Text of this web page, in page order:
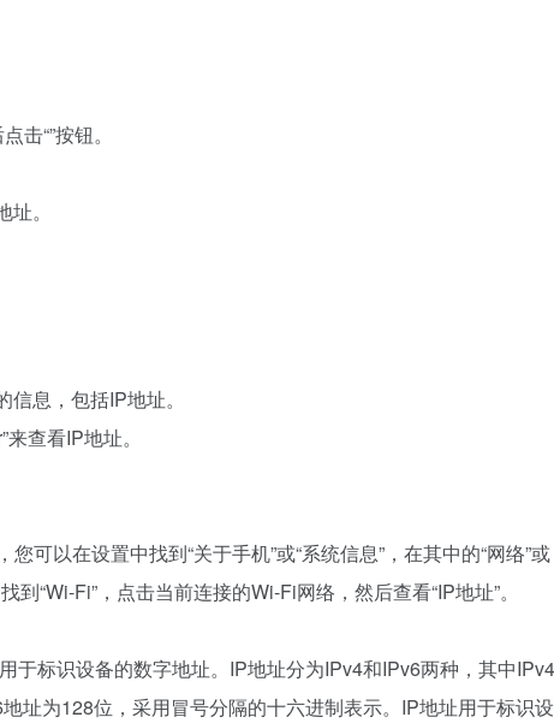
“”按钮。
。
息，包括IP地址。
查看IP地址。
可以在设置中找到“关于手机”或“系统信息”，在其中的“网络”或
“Wi-Fi”，点击当前连接的Wi-Fi网络，然后查看“IP地址”。
于标识设备的数字地址。IP地址分为IPv4和IPv6两种，其中IPv4
址为128位，采用冒号分隔的十六进制表示。IP地址用于标识设